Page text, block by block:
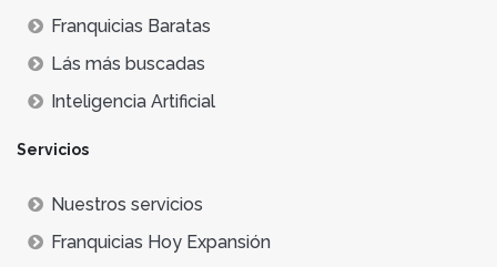
Franquicias Baratas
Lás más buscadas
Inteligencia Artificial
Servicios
Nuestros servicios
Franquicias Hoy Expansión